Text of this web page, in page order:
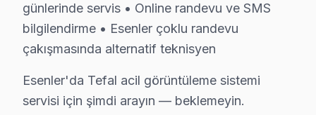
C: Esenler'de bu cihaz 4K modeli modelinde yazılım
S: Esenler'de Tefal TV Smart arayüzü çalışmıyor, ne
C: Esenler servisimize başvurmadan önce şunları
Esenler'de Tefal Hizmete Nasıl Ulaşılır?
Esenler sakinleri için Tefal televizyon servisi her an
günlerinde servis • Online randevu ve SMS
bilgilendirme • Esenler çoklu randevu
çakışmasında alternatif teknisyen
Esenler'da Tefal acil görüntüleme sistemi
servisi için şimdi arayın — beklemeyin.